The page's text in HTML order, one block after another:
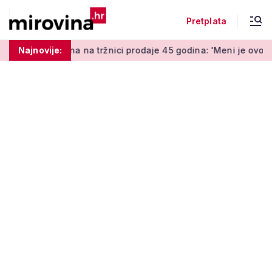
Pretplata
Najnovije:
tržnici prodaje 45 godina: 'Meni je ovo zabava i terapija'